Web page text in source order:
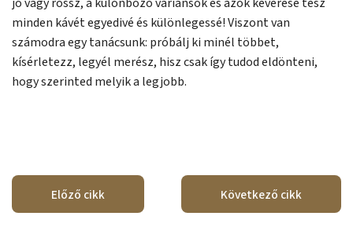
minden kávét egyedivé és különlegessé! Viszont van
számodra egy tanácsunk: próbálj ki minél többet,
kísérletezz, legyél merész, hisz csak így tudod eldönteni,
hogy szerinted melyik a legjobb.
Előző cikk Következő cikk